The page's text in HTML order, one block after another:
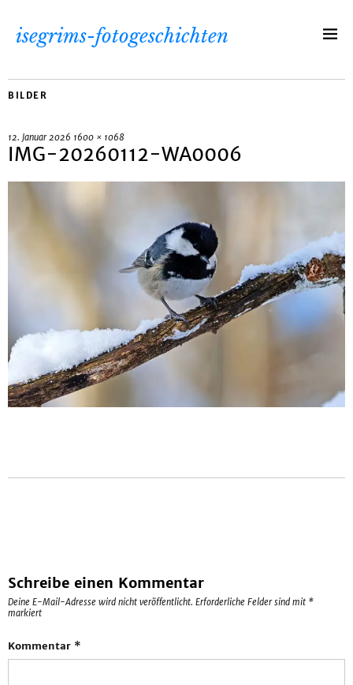
isegrims-fotogeschichten
BILDER
12. Januar 2026 1600 × 1068
IMG-20260112-WA0006
Schreibe einen Kommentar
Deine E-Mail-Adresse wird nicht veröffentlicht. Erforderliche Felder sind mit *
markiert
Kommentar *